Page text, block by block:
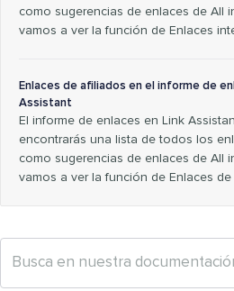
como sugerencias de enlaces de All
vamos a ver la función de Enlaces
Enlaces de afiliados en el informe de
Assistant
El informe de enlaces en Link
encontrarás una lista de todos los
como sugerencias de enlaces de All
vamos a ver la función de Enlaces de